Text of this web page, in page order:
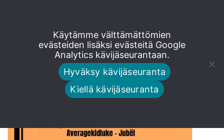
suoraan
Tjärhovsgränden
Käytämme välttämättömien
evästeiden lisäksi evästeitä Google
Analytics kävijäseurantaan.
Hyväksy kävijäseuranta
Kiellä kävijäseuranta